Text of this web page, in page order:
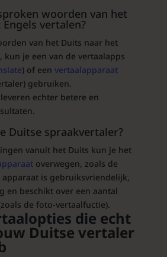
woorden van het
vertalen?
van het Duits naar het
kun je een van de vertaalapps
) of een vertaalapparaat
gebruiken.
echter betere en
Duitse spraakvertaler?
vanuit het Duits kun je het
overwegen, zoals de
apparaat is gebruiksvriendelijk,
en beschikt over een aantal
de foto-vertaalfuctie).
die echt
Duitse vertaler